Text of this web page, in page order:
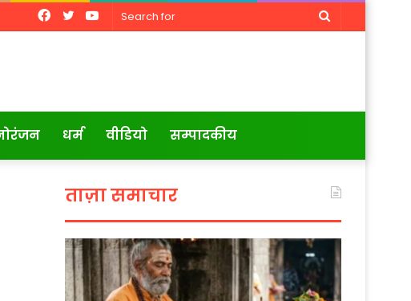
Search
YouTube
Twitter
Facebook
धर्म वीडियो सम्पादकीय
ताज़ा समाचार